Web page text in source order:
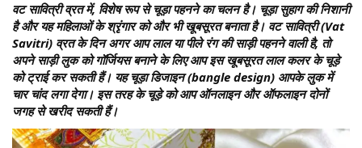
वट सावित्री व्रत में, विशेष रूप से चूड़ा पहनने का चलन है। चूड़ा सुहाग की निशानी
है और यह महिलाओं के श्रृंगार को और भी खूबसूरत बनाता है। वट सावित्री (Vat
Savitri) व्रत के दिन अगर आप लाल या पीले रंग की साड़ी पहनने वाली है, तो
अपने साड़ी लुक को गॉर्जियस बनाने के लिए आप इस खूबसूरत लाल कलर के चूड़े
को ट्राई कर सकती हैं। यह चूड़ा डिजाइन (bangle design) आपके लुक में
चार चांद लगा देगा। इस तरह के चूड़े को आप ऑनलाइन और ऑफलाइन दोनों
जगह से खरीद सकती हैं।